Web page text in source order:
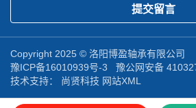
提交留言
Copyright 2025 © 洛阳博盈轴承有限公司
豫ICP备16010939号-3
豫公网安备
技术支持： 尚贤科技 网站XML